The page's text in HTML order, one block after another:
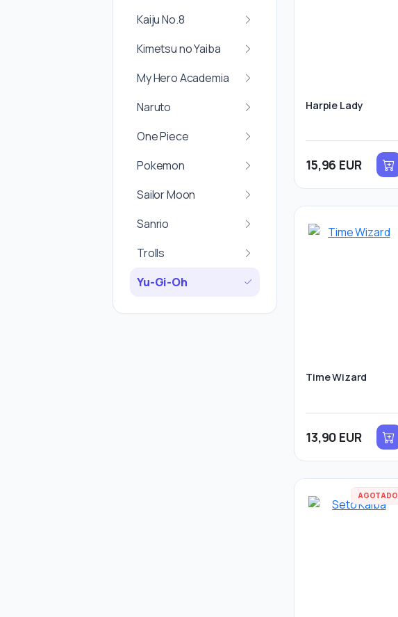
Kaiju No.8
Kimetsu no Yaiba
My Hero Academia
Naruto
One Piece
Pokemon
Sailor Moon
Sanrio
Trolls
Yu-Gi-Oh
Harpie Lady
15,96 EUR
Time Wizard
13,90 EUR
AGOTADO